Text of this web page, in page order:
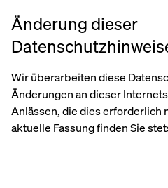
Änderung dieser
Wir überarbeiten diese
Änderungen an dieser
Anlässen, die dies erforderlich
aktuelle Fassung finden Sie